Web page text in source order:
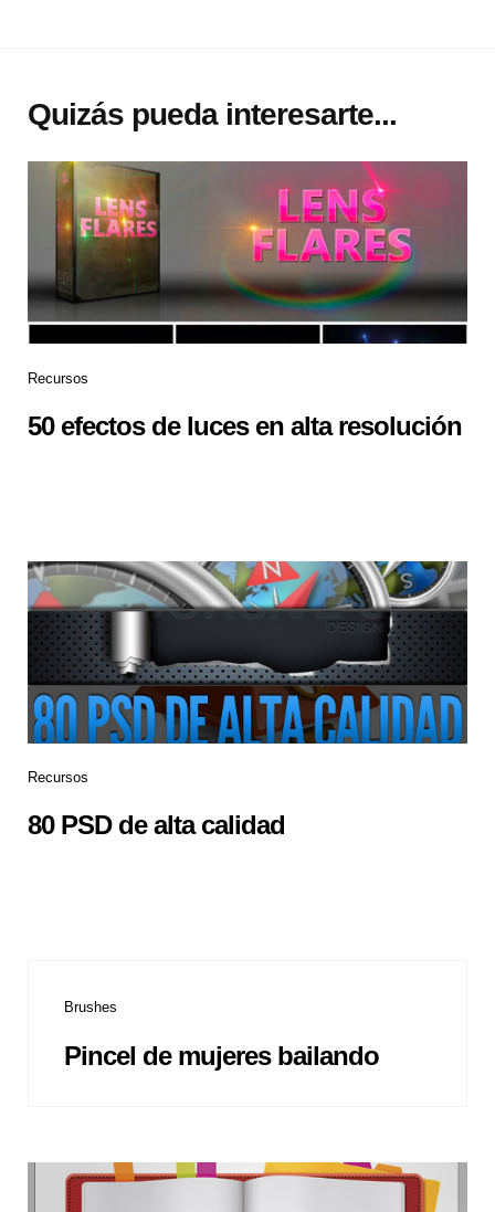
Quizás pueda interesarte...
Recursos
50 efectos de luces en alta resolución
Recursos
80 PSD de alta calidad
Brushes
Pincel de mujeres bailando